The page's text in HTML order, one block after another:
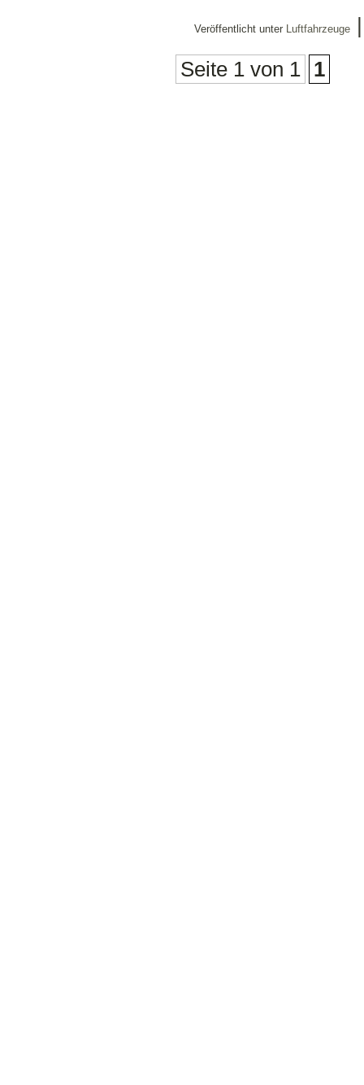
Veröffentlicht unter Luftfahrzeuge
Seite 1 von 1
1